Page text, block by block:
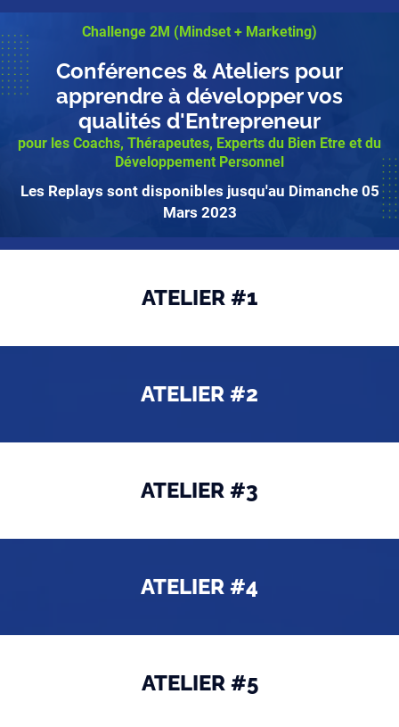
Challenge 2M (Mindset + Marketing)
Conférences & Ateliers pour
apprendre à développer vos
qualités d'Entrepreneur
pour les Coachs, Thérapeutes, Experts du Bien Etre et du
Développement Personnel
Les Replays sont disponibles jusqu'au Dimanche 05
Mars 2023
ATELIER #1
ATELIER #2
ATELIER #3
ATELIER #4
ATELIER #5